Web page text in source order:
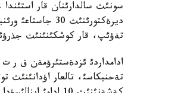
ديرةكتورئنئث
تةؤئپ، قار كوشكئنئنئث